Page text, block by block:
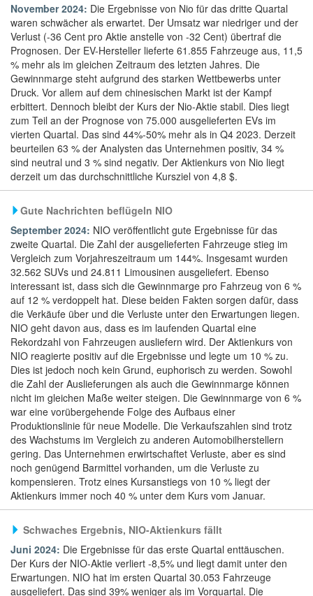
November 2024: Die Ergebnisse von Nio für das dritte Quartal
waren schwächer als erwartet. Der Umsatz war niedriger und der
Verlust (-36 Cent pro Aktie anstelle von -32 Cent) übertraf die
Prognosen. Der EV-Hersteller lieferte 61.855 Fahrzeuge aus, 11,5
% mehr als im gleichen Zeitraum des letzten Jahres. Die
Gewinnmarge steht aufgrund des starken Wettbewerbs unter
Druck. Vor allem auf dem chinesischen Markt ist der Kampf
erbittert. Dennoch bleibt der Kurs der Nio-Aktie stabil. Dies liegt
zum Teil an der Prognose von 75.000 ausgelieferten EVs im
vierten Quartal. Das sind 44%-50% mehr als in Q4 2023. Derzeit
beurteilen 63 % der Analysten das Unternehmen positiv, 34 %
sind neutral und 3 % sind negativ. Der Aktienkurs von Nio liegt
derzeit um das durchschnittliche Kursziel von 4,8 $.
Gute Nachrichten beflügeln NIO
September 2024: NIO veröffentlicht gute Ergebnisse für das
zweite Quartal. Die Zahl der ausgelieferten Fahrzeuge stieg im
Vergleich zum Vorjahreszeitraum um 144%. Insgesamt wurden
32.562 SUVs und 24.811 Limousinen ausgeliefert. Ebenso
interessant ist, dass sich die Gewinnmarge pro Fahrzeug von 6 %
auf 12 % verdoppelt hat. Diese beiden Fakten sorgen dafür, dass
die Verkäufe über und die Verluste unter den Erwartungen liegen.
NIO geht davon aus, dass es im laufenden Quartal eine
Rekordzahl von Fahrzeugen ausliefern wird. Der Aktienkurs von
NIO reagierte positiv auf die Ergebnisse und legte um 10 % zu.
Dies ist jedoch noch kein Grund, euphorisch zu werden. Sowohl
die Zahl der Auslieferungen als auch die Gewinnmarge können
nicht im gleichen Maße weiter steigen. Die Gewinnmarge von 6 %
war eine vorübergehende Folge des Aufbaus einer
Produktionslinie für neue Modelle. Die Verkaufszahlen sind trotz
des Wachstums im Vergleich zu anderen Automobilherstellern
gering. Das Unternehmen erwirtschaftet Verluste, aber es sind
noch genügend Barmittel vorhanden, um die Verluste zu
kompensieren. Trotz eines Kursanstiegs von 10 % liegt der
Aktienkurs immer noch 40 % unter dem Kurs vom Januar.
Schwaches Ergebnis, NIO-Aktienkurs fällt
Juni 2024: Die Ergebnisse für das erste Quartal enttäuschen.
Der Kurs der NIO-Aktie verliert -8,5% und liegt damit unter den
Erwartungen. NIO hat im ersten Quartal 30.053 Fahrzeuge
ausgeliefert. Das sind 39% weniger als im Vorquartal. Die